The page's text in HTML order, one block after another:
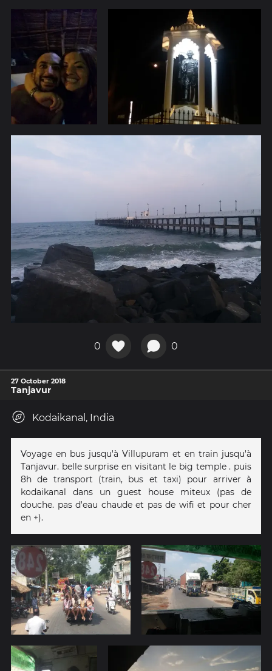
0 0
27 October 2018
Tanjavur
Kodaikanal, India
Voyage en bus jusqu'à Villupuram et en train jusqu'à
Tanjavur. belle surprise en visitant le big temple . puis
8h de transport (train, bus et taxi) pour arriver à
kodaikanal dans un guest house miteux (pas de
douche. pas d'eau chaude et pas de wifi et pour cher
en +).